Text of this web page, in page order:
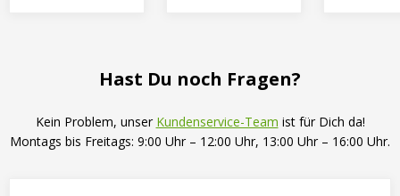
Hast Du noch Fragen?
Kein Problem, unser Kundenservice-Team ist für Dich da!
Montags bis Freitags: 9:00 Uhr – 12:00 Uhr, 13:00 Uhr – 16:00 Uhr.